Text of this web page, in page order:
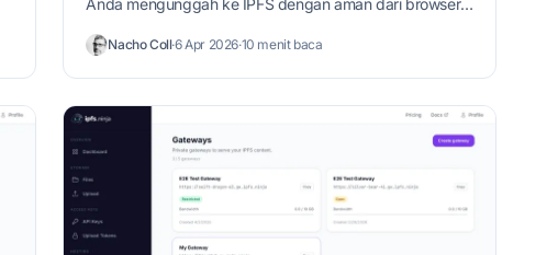
Nacho Coll·6 Apr 2026·10 menit baca